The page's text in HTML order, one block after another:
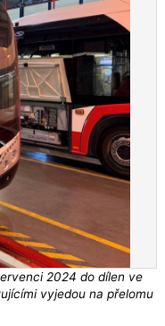
2024 do dílen ve
vyjedou na přelomu